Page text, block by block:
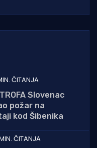
ČITANJA
Slovenac
požar na
kod Šibenika
ČITANJA